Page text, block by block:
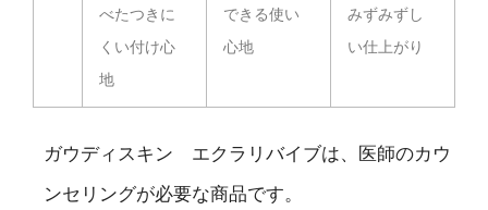
べたつきに
くい付け心
地
できる使い
心地
みずみずし
い仕上がり
ガウディスキン エクラリバイブは、医師のカウ
ンセリングが必要な商品です。